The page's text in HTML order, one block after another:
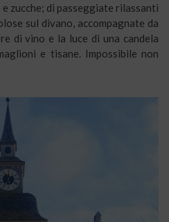
zucche; di passeggiate rilassanti
sul divano, accompagnate da
di vino e la luce di una candela
e tisane. Impossibile non